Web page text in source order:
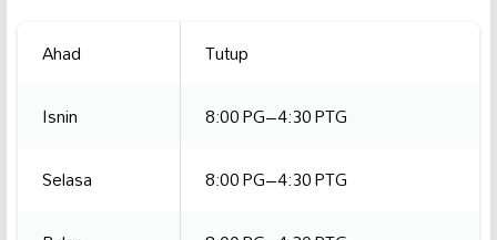
Ahad
Tutup
Isnin
8:00 PG–4:30 PTG
Selasa
8:00 PG–4:30 PTG